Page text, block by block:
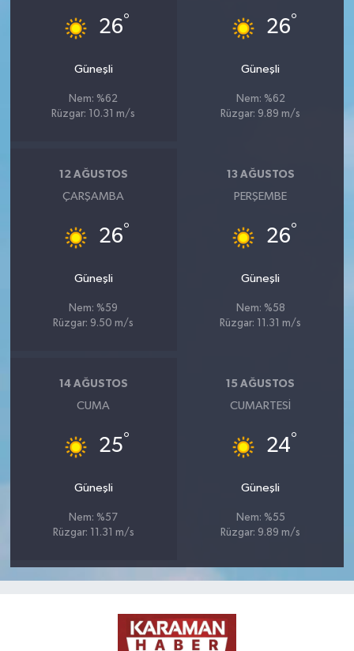
26°
Güneşli
Nem: %62
Rüzgar: 10.31 m/s
26°
Güneşli
Nem: %62
Rüzgar: 9.89 m/s
12 AĞUSTOS
ÇARŞAMBA
26°
Güneşli
Nem: %59
Rüzgar: 9.50 m/s
13 AĞUSTOS
PERŞEMBE
26°
Güneşli
Nem: %58
Rüzgar: 11.31 m/s
14 AĞUSTOS
CUMA
25°
Güneşli
Nem: %57
Rüzgar: 11.31 m/s
15 AĞUSTOS
CUMARTESI
24°
Güneşli
Nem: %55
Rüzgar: 9.89 m/s